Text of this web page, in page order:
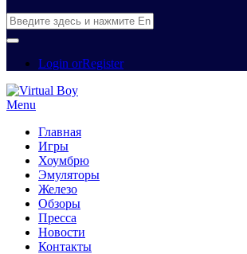
Login orRegister
Menu
Главная
Игры
Хоумбрю
Эмуляторы
Железо
Обзоры
Пресса
Новости
Контакты